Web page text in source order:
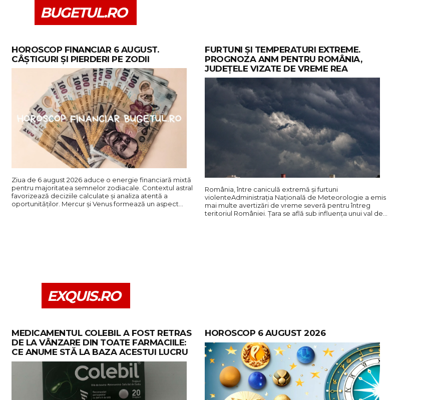
BUGETUL.RO
HOROSCOP FINANCIAR 6 AUGUST.
CÂȘTIGURI ȘI PIERDERI PE ZODII
Ziua de 6 august 2026 aduce o energie financiară mixtă
pentru majoritatea semnelor zodiacale. Contextul astral
favorizează deciziile calculate și analiza atentă a
oportunităților. Mercur și Venus formează un aspect…
FURTUNI ȘI TEMPERATURI EXTREME.
PROGNOZA ANM PENTRU ROMÂNIA,
JUDEȚELE VIZATE DE VREME REA
România, între caniculă extremă și furtuni
violenteAdministrația Națională de Meteorologie a emis
mai multe avertizări de vreme severă pentru întreg
teritoriul României. Țara se află sub influența unui val de…
EXQUIS.RO
MEDICAMENTUL COLEBIL A FOST RETRAS
DE LA VÂNZARE DIN TOATE FARMACIILE:
CE ANUME STĂ LA BAZA ACESTUI LUCRU
HOROSCOP 6 AUGUST 2026